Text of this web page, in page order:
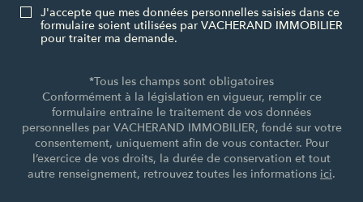
J'accepte que mes données personnelles saisies dans ce
formulaire soient utilisées par VACHERAND IMMOBILIER
pour traiter ma demande.
*Tous les champs sont obligatoires
Conformément à la législation en vigueur, remplir ce
formulaire entraîne le traitement de vos données
personnelles par VACHERAND IMMOBILIER, fondé sur votre
consentement, uniquement afin de vous contacter. Pour
l’exercice de vos droits, la durée de conservation et tout
autre renseignement, retrouvez toutes les informations ici.